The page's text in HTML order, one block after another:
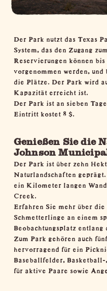
Der Park nutzt das Texas
System, das den Zugang
Reservierungen können
vorgenommen werden,
die Plätze. Der Park wird
Kapazität erreicht ist.
Der Park ist an sieben
Eintritt kostet 8 $.
Genießen Sie die
Johnson
Der Park ist über zehn
Naturlandschaften
ein Kilometer langen
Creek.
Erfahren Sie mehr über
Schmetterlinge an einem
Beobachtungsplatz
Zum Park gehören auch
hervorragend für ein
Baseballfelder,
für aktive Paare sowie